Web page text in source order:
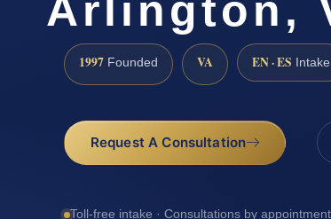
Arlington,
1997 Founded VA EN · ES Intake
Request A Consultation
Toll-free intake · Consultations by